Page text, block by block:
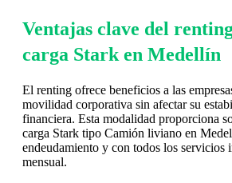
Ventajas clave del
carga Stark en Medellín
El renting ofrece beneficios a las
movilidad corporativa sin afectar su
financiera. Esta modalidad proporciona
carga Stark tipo Camión liviano en
endeudamiento y con todos los servicios
mensual.